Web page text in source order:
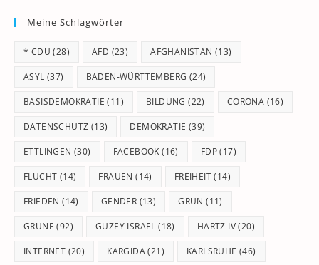
Meine Schlagwörter
* CDU (28) AFD (23) AFGHANISTAN (13)
ASYL (37) BADEN-WÜRTTEMBERG (24)
BASISDEMOKRATIE (11) BILDUNG (22) CORONA (16)
DATENSCHUTZ (13) DEMOKRATIE (39)
ETTLINGEN (30) FACEBOOK (16) FDP(17)
FLUCHT (14) FRAUEN (14) FREIHEIT(14)
FRIEDEN (14) GENDER (13) GRÜN (11)
GRÜNE (92) GÜZEY ISRAEL (18) HARTZ IV(20)
INTERNET (20) KARGIDA(21) KARLSRUHE (46)